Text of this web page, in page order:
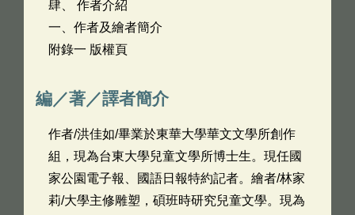
肆、 作者介紹
一、作者及繪者簡介
附錄一 版權頁
編／著／譯者簡介
作者/洪佳如/畢業於東華大學華文文學所創作
組，現為台東大學兒童文學所博士生。現任國
家公園電子報、國語日報特約記者。繪者/林家
莉/大學主修雕塑，碩班時研究兒童文學。現為